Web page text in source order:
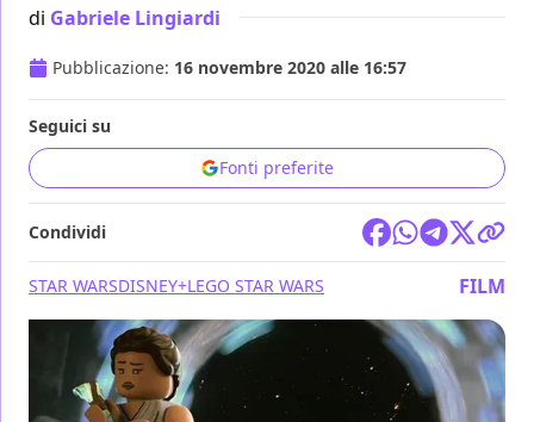
di Gabriele Lingiardi
Pubblicazione: 16 novembre 2020 alle 16:57
Seguici su
Fonti preferite
Condividi
STAR WARSDISNEY+LEGO STAR WARS FILM